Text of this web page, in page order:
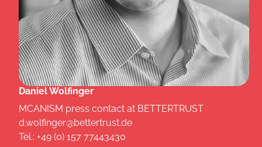
Daniel Wolfinger
MCANISM press contact at BETTERTRUST
d.wolfinger@bettertrust.de
Tel.: +49 (0) 157 77443430